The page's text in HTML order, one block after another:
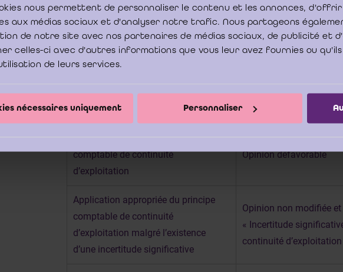
nous permettent de personnaliser le contenu et les annonces,
aux médias sociaux et d'analyser notre trafic. Nous partageons
de notre site avec nos partenaires de médias sociaux, de publicité et
celles-ci avec d'autres informations que vous leur avez fournies ou
de leurs services.
nécessaires uniquement Personnaliser
L’ICCI vous invite à consulter la norme précitée, notamment en ce qui
figure en termes d’incidence sur le rapport du commissaire (paragraphes 21
comptable de continuité
d’exploitation
Opinion défavorable
Application appropriée du principe
comptable de continuité
d’exploitation malgré l’existence
d’une incertitude significative
Opinion non modifiée
« Incertitude
continuité d’exploitation